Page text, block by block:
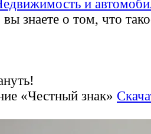
и
знаете о том, что
«Честный знак»